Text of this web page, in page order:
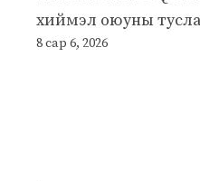
хиймэл оюуны
8 сар 6, 2026